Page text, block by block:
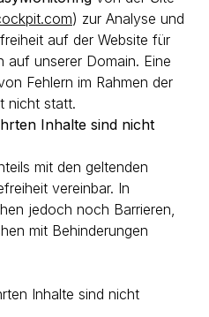
) zur Analyse und
auf der Website für
auf unserer Domain. Eine
Fehlern im Rahmen der
nicht statt.
Inhalte sind nicht
mit den geltenden
vereinbar. In
jedoch noch Barrieren,
mit Behinderungen
Inhalte sind nicht